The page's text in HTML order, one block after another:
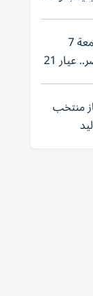
أسعار الذهب اليوم الجمعة 7
أغسطس 2026 في مصر.. عيار 21
منتخب